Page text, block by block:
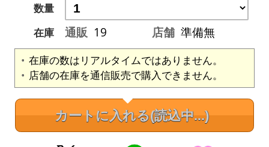
数量
在庫
通販 19 店舗 準備無
在庫の数はリアルタイムではありません。
店舗の在庫を通信販売で購入できません。
カートに入れる(読込中...)